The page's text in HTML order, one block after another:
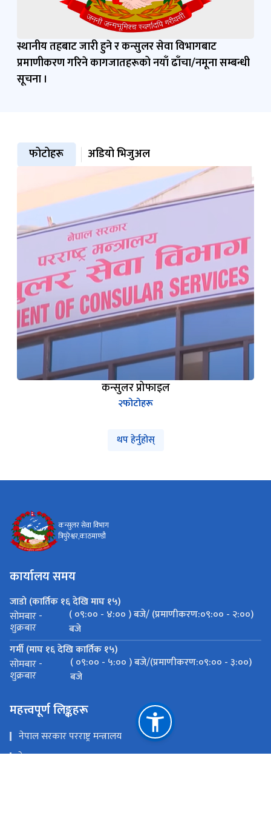
स्थानीय तहबाट जारी हुने र कन्सुलर सेवा विभागबाट
प्रमाणीकरण गरिने कागजातहरूको नयाँ ढाँचा/नमूना सम्बन्धी
सूचना ।
फोटोहरू अडियो भिजुअल
कन्सुलर प्रोफाइल
२फोटोहरू
थप हेर्नुहोस्
कन्सुलर सेवा विभाग
त्रिपुरेश्वर,काठमाण्डौ
कार्यालय समय
जाडो (कार्तिक १६ देखि माघ १५)
सोमबार -
शुक्रबार
( ०९:०० - ४:०० ) बजे/ (प्रमाणीकरण:०९:०० - २:००)
बजे
गर्मी (माघ १६ देखि कार्तिक १५)
सोमबार -
शुक्रबार
( ०९:०० - ५:०० ) बजे/(प्रमाणीकरण:०९:०० - ३:००)
बजे
महत्त्वपूर्ण लिङ्कहरू
नेपाल सरकार परराष्ट्र मन्त्रालय
ठेगाना